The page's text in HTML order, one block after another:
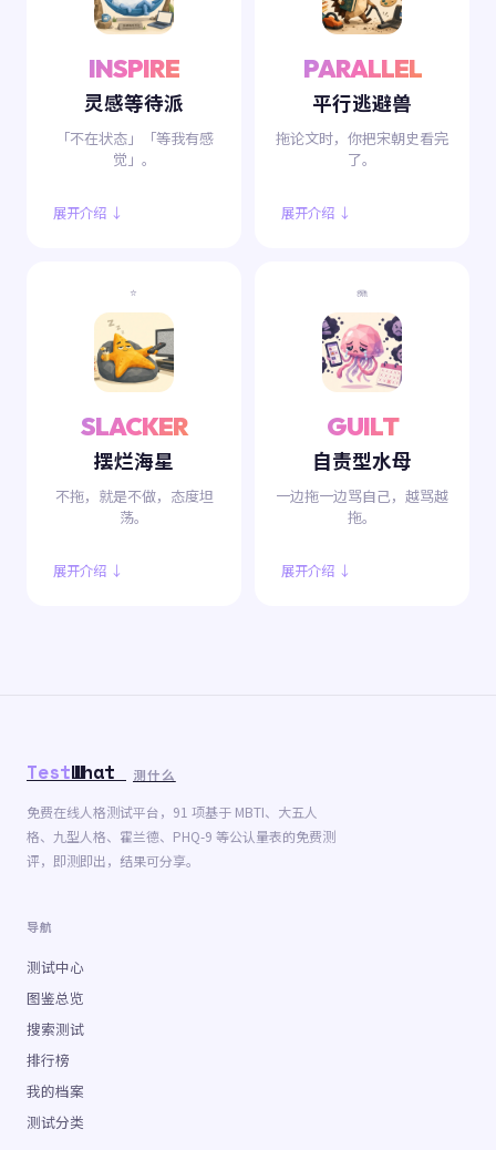
INSPIRE
灵感等待派
「不在状态」「等我有感
觉」。
展开介绍 ↓
PARALLEL
平行逃避兽
拖论文时，你把宋朝史看完
了。
展开介绍 ↓
⭐
SLACKER
摆烂海星
不拖，就是不做，态度坦
荡。
展开介绍 ↓
🪼
GUILT
自责型水母
一边拖一边骂自己，越骂越
拖。
展开介绍 ↓
TestWhat 测什么
免费在线人格测试平台，91 项基于 MBTI、大五人
格、九型人格、霍兰德、PHQ-9 等公认量表的免费测
评，即测即出，结果可分享。
导航
测试中心
图鉴总览
搜索测试
排行榜
我的档案
测试分类